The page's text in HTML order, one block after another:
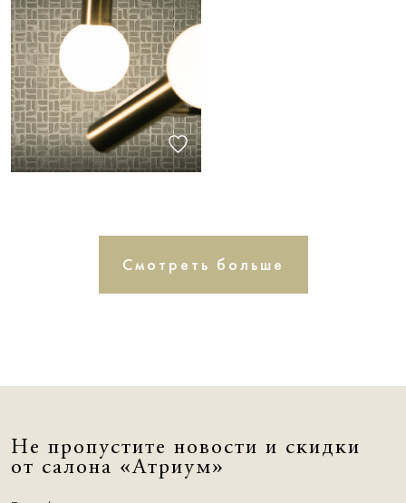
Смотреть больше
Не пропустите новости и скидки
от салона «Атриум»